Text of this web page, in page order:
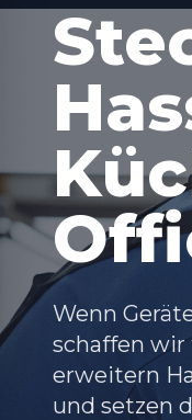
Wenn
schaffen wir
erweitern
und setzen